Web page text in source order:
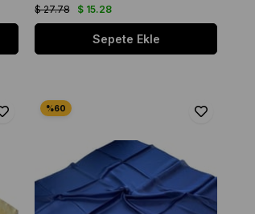
$ 15.28
$ 27.78
Sepete Ekle